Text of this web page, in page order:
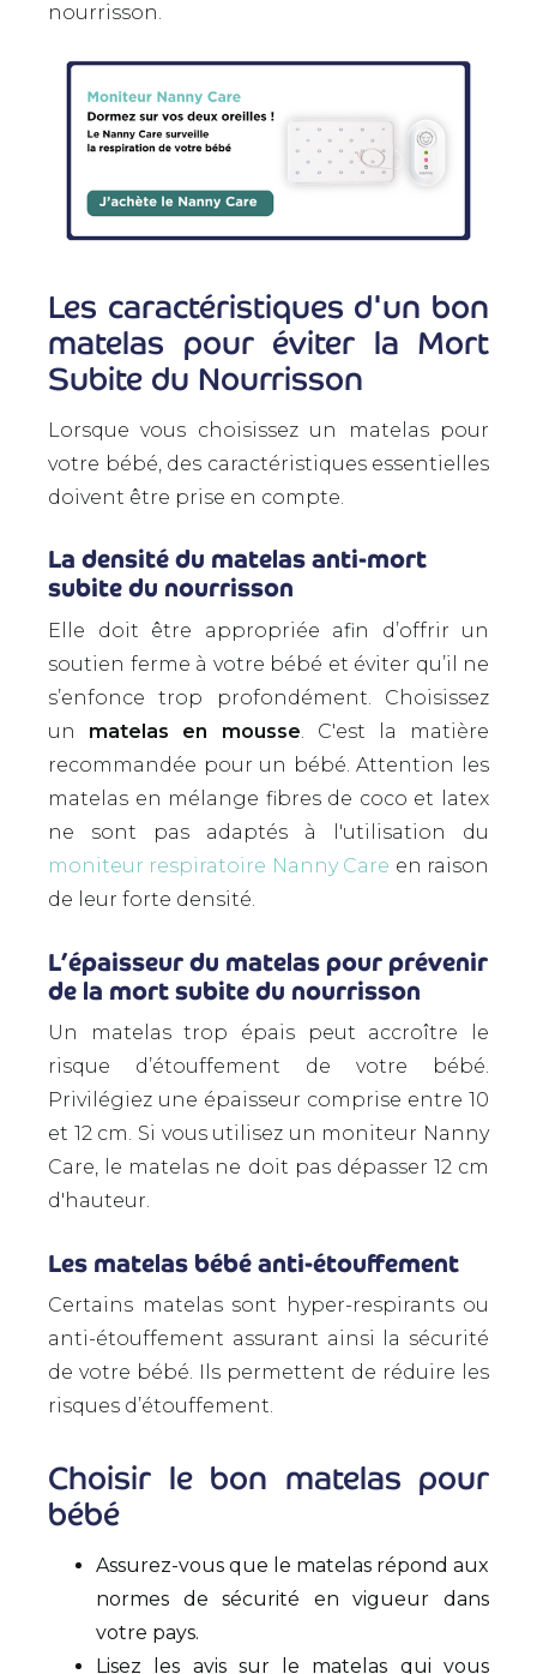
nourrisson.
Les caractéristiques d'un bon
matelas pour éviter la Mort
Subite du Nourrisson
Lorsque vous choisissez un matelas pour
votre bébé, des caractéristiques essentielles
doivent être prise en compte.
La densité du matelas anti-mort
subite du nourrisson
Elle doit être appropriée afin d’offrir un
soutien ferme à votre bébé et éviter qu’il ne
s’enfonce trop profondément. Choisissez
un matelas en mousse. C'est la matière
recommandée pour un bébé. Attention les
matelas en mélange fibres de coco et latex
ne sont pas adaptés à l'utilisation du
moniteur respiratoire Nanny Care en raison
de leur forte densité.
L’épaisseur du matelas pour prévenir
de la mort subite du nourrisson
Un matelas trop épais peut accroître le
risque d’étouffement de votre bébé.
Privilégiez une épaisseur comprise entre 10
et 12 cm. Si vous utilisez un moniteur Nanny
Care, le matelas ne doit pas dépasser 12 cm
d'hauteur.
Les matelas bébé anti-étouffement
Certains matelas sont hyper-respirants ou
anti-étouffement assurant ainsi la sécurité
de votre bébé. Ils permettent de réduire les
risques d’étouffement.
Choisir le bon matelas pour
bébé
Assurez-vous que le matelas répond aux
normes de sécurité en vigueur dans
votre pays.
Lisez les avis sur le matelas qui vous